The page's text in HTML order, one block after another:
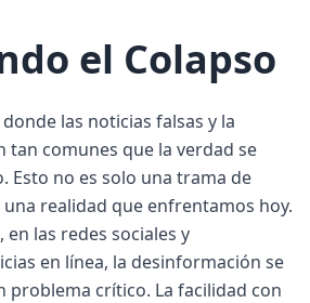
el Colapso
las noticias falsas y la
tan comunes que la verdad se
Esto no es solo una trama de
realidad que enfrentamos hoy.
en las redes sociales y
en línea, la desinformación se
problema crítico. La facilidad con